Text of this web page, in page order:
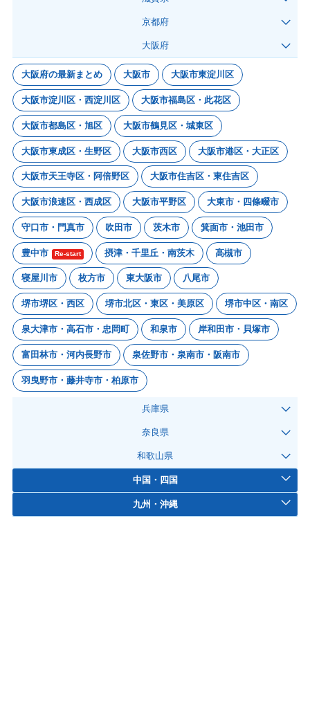
京都府
大阪府
大阪府の最新まとめ 大阪市 大阪市東淀川区
大阪市淀川区・西淀川区 大阪市福島区・此花区
大阪市都島区・旭区 大阪市鶴見区・城東区
大阪市東成区・生野区 大阪市西区 大阪市港区・大正区
大阪市天王寺区・阿倍野区 大阪市住吉区・東住吉区
大阪市浪速区・西成区 大阪市平野区 大東市・四條畷市
守口市・門真市 吹田市 茨木市 箕面市・池田市
豊中市 Re-start 摂津・千里丘・南茨木 高槻市
寝屋川市 枚方市 東大阪市 八尾市
堺市堺区・西区 堺市北区・東区・美原区 堺市中区・南区
泉大津市・高石市・忠岡町 和泉市 岸和田市・貝塚市
富田林市・河内長野市 泉佐野市・泉南市・阪南市
羽曳野市・藤井寺市・柏原市
兵庫県
奈良県
和歌山県
中国・四国
九州・沖縄